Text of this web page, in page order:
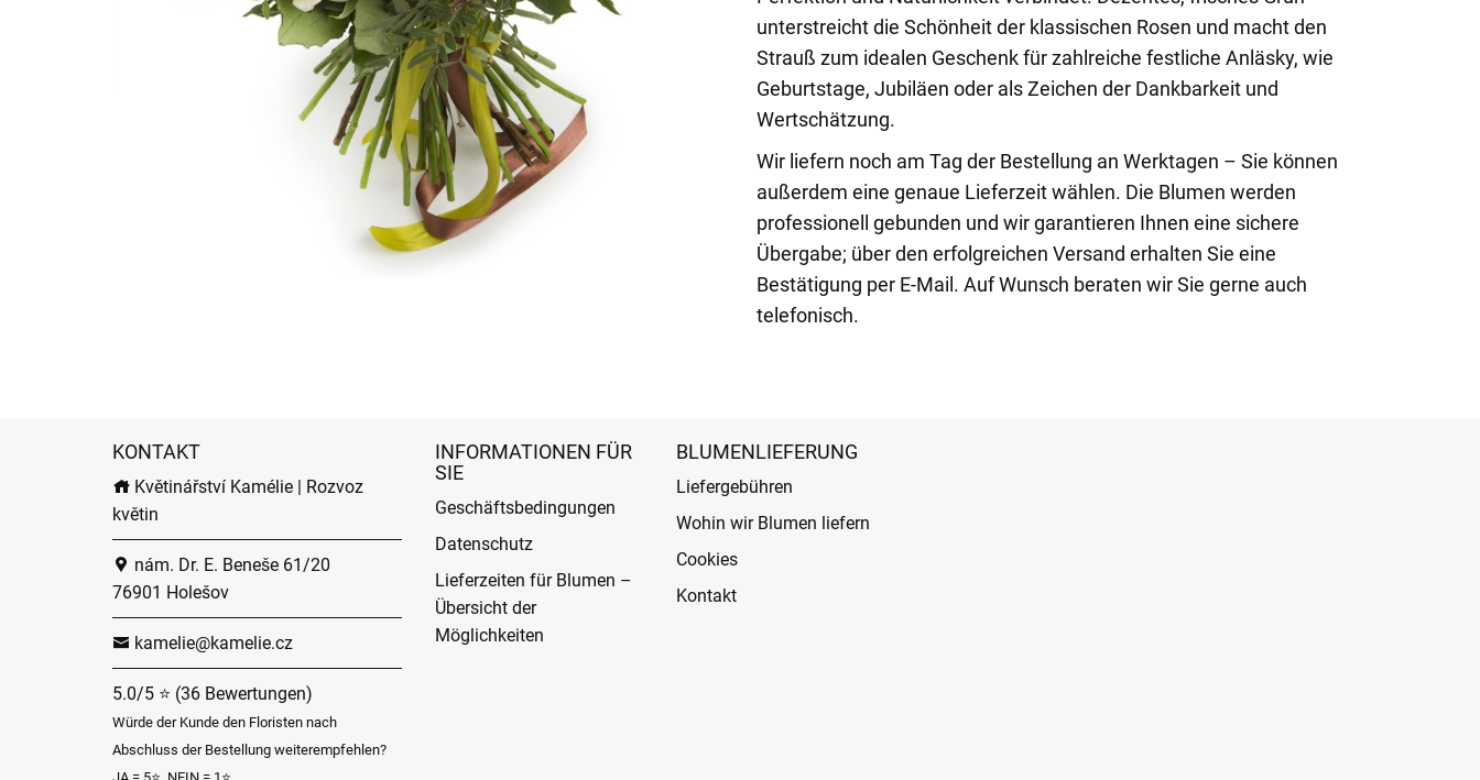
unterstreicht die Schönheit der klassischen Rosen und macht den
Strauß zum idealen Geschenk für zahlreiche festliche Anläsky, wie
Geburtstage, Jubiläen oder als Zeichen der Dankbarkeit und
Wertschätzung.
Wir liefern noch am Tag der Bestellung an Werktagen – Sie können
außerdem eine genaue Lieferzeit wählen. Die Blumen werden
professionell gebunden und wir garantieren Ihnen eine sichere
Übergabe; über den erfolgreichen Versand erhalten Sie eine
Bestätigung per E-Mail. Auf Wunsch beraten wir Sie gerne auch
telefonisch.
KONTAKT
Květinářství Kamélie | Rozvoz
květin
nám. Dr. E. Beneše 61/20
76901 Holešov
kamelie@kamelie.cz
5.0/5 ⭐ (36 Bewertungen)
Würde der Kunde den Floristen nach
Abschluss der Bestellung weiterempfehlen?
INFORMATIONEN FÜR
SIE
Geschäftsbedingungen
Datenschutz
Lieferzeiten für Blumen –
Übersicht der
Möglichkeiten
BLUMENLIEFERUNG
Liefergebühren
Wohin wir Blumen liefern
Cookies
Kontakt